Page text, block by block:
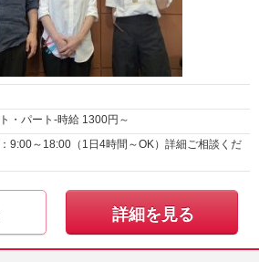
・パート-時給 1300円～
9:00～18:00（1日4時間～OK）詳細ご相談くだ
詳細を見る